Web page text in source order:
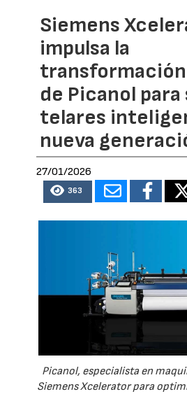
Siemens
impulsa la
de Picanol para
telares
nueva
27/01/2026
363
Picanol, especialista en
Siemens Xcelerator para